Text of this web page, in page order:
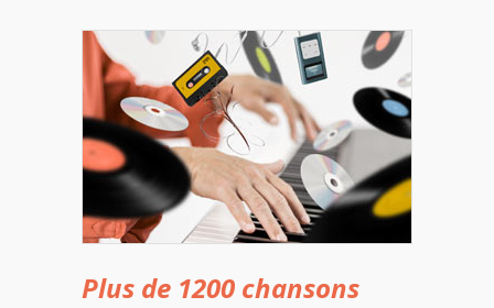
Plus de 1200 chansons